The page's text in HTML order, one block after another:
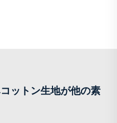
ットン生地が他の素